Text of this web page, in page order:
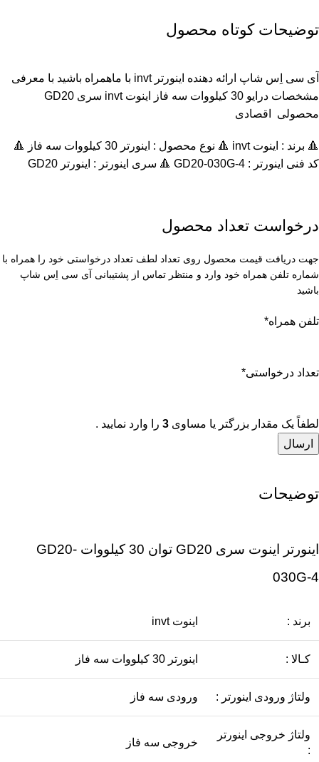
توضیحات کوتاه محصول
آی سی اِس شاپ ارائه دهنده اینورتر invt با ماهمراه باشید با معرفی
مشخصات درایو 30 کیلووات سه فاز اینوت invt سری GD20
محصولی اقصادی
🔺 برند : اینوت invt 🔺 نوع محصول : اينورتر 30 کیلووات سه فاز 🔺
کد فنی اینورتر : GD20-030G-4 🔺 سری اینورتر :
اينورتر GD20
درخواست تعداد محصول
جهت دریافت قیمت محصول روی تعداد لطف تعداد درخواستی خود را همراه با
شماره تلفن همراه خود وارد و منتظر تماس از پشتیبانی آی سی اِس شاپ
باشید
تلفن همراه*
تعداد درخواستی*
لطفاً یک مقدار بزرگتر یا مساوی 3 را وارد نمایید .
توضیحات
اینورتر اینوت سری GD20 توان 30 کیلووات GD20-
030G-4
برند : اینوت invt
کـالا : اينورتر 30 کیلووات سه فاز
ولتاژ ورودی اینورتر : ورودی سه فاز
ولتاژ خروجی اینورتر
:
خروجی سه فاز